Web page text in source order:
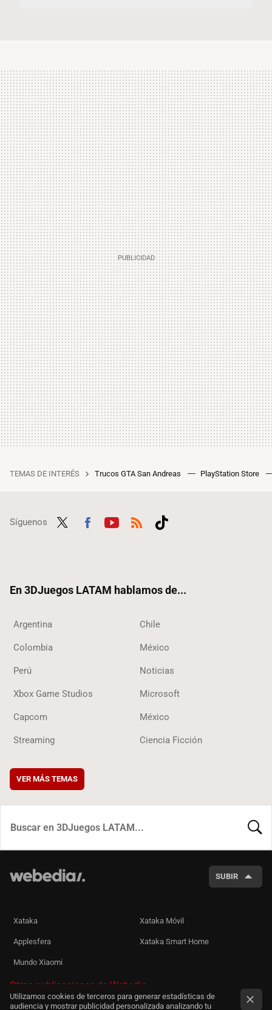
TEMAS DE INTERÉS Trucos GTA San Andreas PlayStation Store
Síguenos
En 3DJuegos LATAM hablamos de...
Argentina Chile
Colombia México
Perú Noticias
Xbox Game Studios Microsoft
Capcom México
Streaming Ciencia Ficción
VER MÁS TEMAS
SUBIR
Xataka Xataka Móvil
Applesfera Xataka Smart Home
Mundo Xiaomi
Otras publicaciones de Webedia
Utilizamos cookies de terceros para generar estadísticas de
audiencia y mostrar publicidad personalizada analizando tu